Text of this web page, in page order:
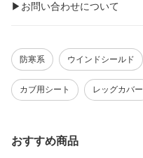
▶︎お問い合わせについて
防寒系 ウインドシールド
カブ用シート レッグカバー
おすすめ商品